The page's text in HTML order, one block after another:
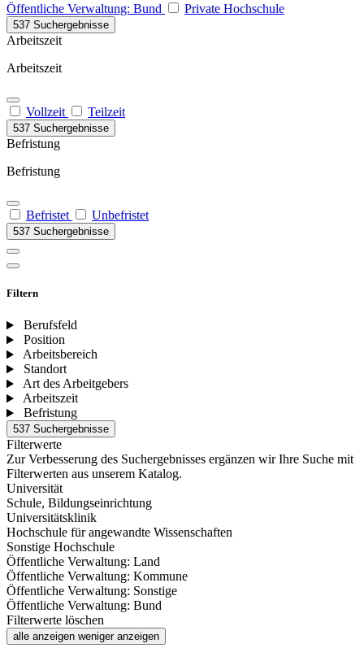
Öffentliche Verwaltung: Bund
Private Hochschule
537 Suchergebnisse
Arbeitszeit
Arbeitszeit
Vollzeit Teilzeit
537 Suchergebnisse
Befristung
Befristung
Befristet Unbefristet
537 Suchergebnisse
Filtern
Berufsfeld
Position
Arbeitsbereich
Standort
Art des Arbeitgebers
Arbeitszeit
Befristung
537 Suchergebnisse
Filterwerte
Zur Verbesserung des Suchergebnisses ergänzen wir Ihre Suche mit
Filterwerten aus unserem Katalog.
Universität
Schule, Bildungseinrichtung
Universitätsklinik
Hochschule für angewandte Wissenschaften
Sonstige Hochschule
Öffentliche Verwaltung: Land
Öffentliche Verwaltung: Kommune
Öffentliche Verwaltung: Sonstige
Öffentliche Verwaltung: Bund
Filterwerte löschen
alle anzeigen weniger anzeigen